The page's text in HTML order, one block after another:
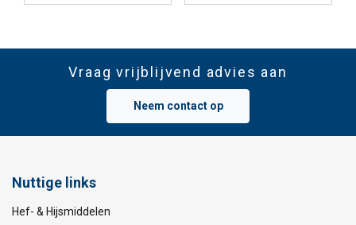
Vraag vrijblijvend advies aan
Neem contact op
Nuttige links
Hef- & Hijsmiddelen